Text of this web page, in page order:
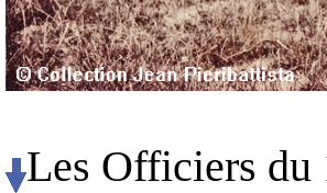
Les Officiers du